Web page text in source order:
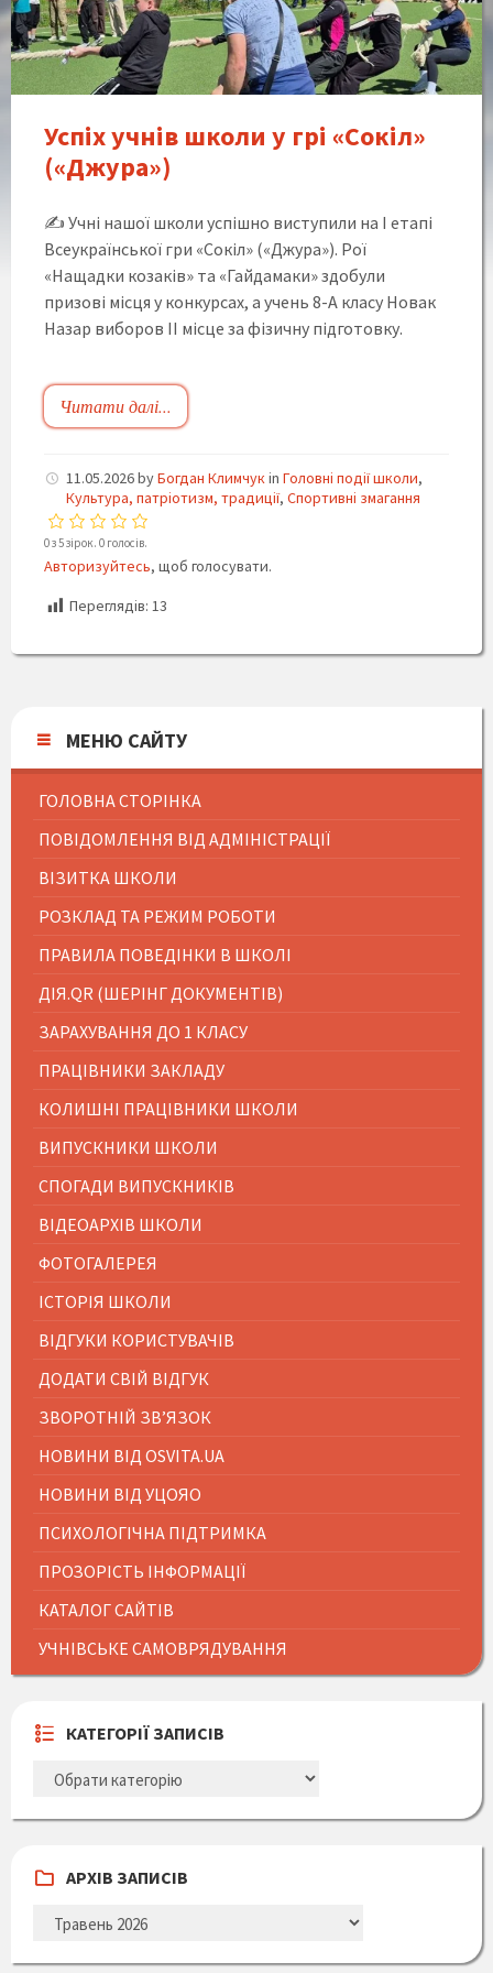
сильні,
сміливі,
незламні!
Успіх учнів школи у грі «Сокіл»
(«Джура»)
✍️ Учні нашої школи успішно виступили на І етапі
Всеукраїнської гри «Сокіл» («Джура»). Рої
«Нащадки козаків» та «Гайдамаки» здобули
призові місця у конкурсах, а учень 8-А класу Новак
Назар виборов ІІ місце за фізичну підготовку.
Читати далі...
11.05.2026byБогдан Климчукin Головні події школи,
Культура, патріотизм, традиції, Спортивні змагання
0 з 5 зірок. 0 голосів.
Авторизуйтесь, щоб голосувати.
Переглядів: 13
МЕНЮ САЙТУ
ГОЛОВНА СТОРІНКА
ПОВІДОМЛЕННЯ ВІД АДМІНІСТРАЦІЇ
ВІЗИТКА ШКОЛИ
РОЗКЛАД ТА РЕЖИМ РОБОТИ
ПРАВИЛА ПОВЕДІНКИ В ШКОЛІ
ДІЯ.QR (ШЕРІНГ ДОКУМЕНТІВ)
ЗАРАХУВАННЯ ДО 1 КЛАСУ
ПРАЦІВНИКИ ЗАКЛАДУ
КОЛИШНІ ПРАЦІВНИКИ ШКОЛИ
ВИПУСКНИКИ ШКОЛИ
СПОГАДИ ВИПУСКНИКІВ
ВІДЕОАРХІВ ШКОЛИ
ФОТОГАЛЕРЕЯ
ІСТОРІЯ ШКОЛИ
ВІДГУКИ КОРИСТУВАЧІВ
ДОДАТИ СВІЙ ВІДГУК
ЗВОРОТНІЙ ЗВ’ЯЗОК
НОВИНИ ВІД OSVITA.UA
НОВИНИ ВІД УЦОЯО
ПСИХОЛОГІЧНА ПІДТРИМКА
ПРОЗОРІСТЬ ІНФОРМАЦІЇ
КАТАЛОГ САЙТІВ
УЧНІВСЬКЕ САМОВРЯДУВАННЯ
КАТЕГОРІЇ ЗАПИСІВ
ЗАПИСІВ
АРХІВ ЗАПИСІВ
ЗАПИСІВ